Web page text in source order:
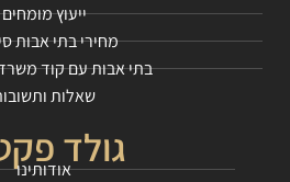
ייעוץ מומחים
מחירי בתי אבות
בתי אבות עם קוד
שאלות
גולדאודותינו